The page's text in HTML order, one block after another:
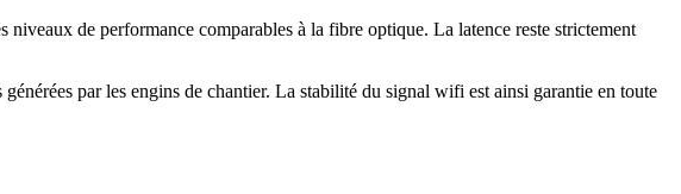
de performance comparables à la fibre optique. La latence reste strictement
par les engins de chantier. La stabilité du signal wifi est ainsi garantie en toute